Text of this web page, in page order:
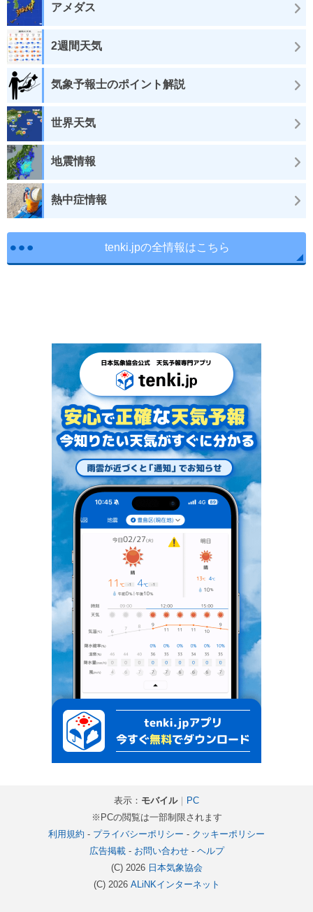
アメダス
2週間天気
気象予報士のポイント解説
世界天気
地震情報
熱中症情報
tenki.jpの全情報はこちら
表示： モバイル｜ PC
※PCの閲覧は一部制限されます
利用規約 - プライバシーポリシー - クッキーポリシー
広告掲載- お問い合わせ- ヘルプ
(C) 2026 日本気象協会
(C) 2026 ALiNKインターネット